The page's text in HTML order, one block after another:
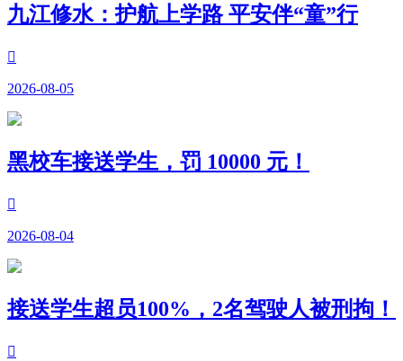
九江修水：护航上学路 平安伴“童”行

2026-08-05
黑校车接送学生，罚 10000 元！

2026-08-04
接送学生超员100%，2名驾驶人被刑拘！
